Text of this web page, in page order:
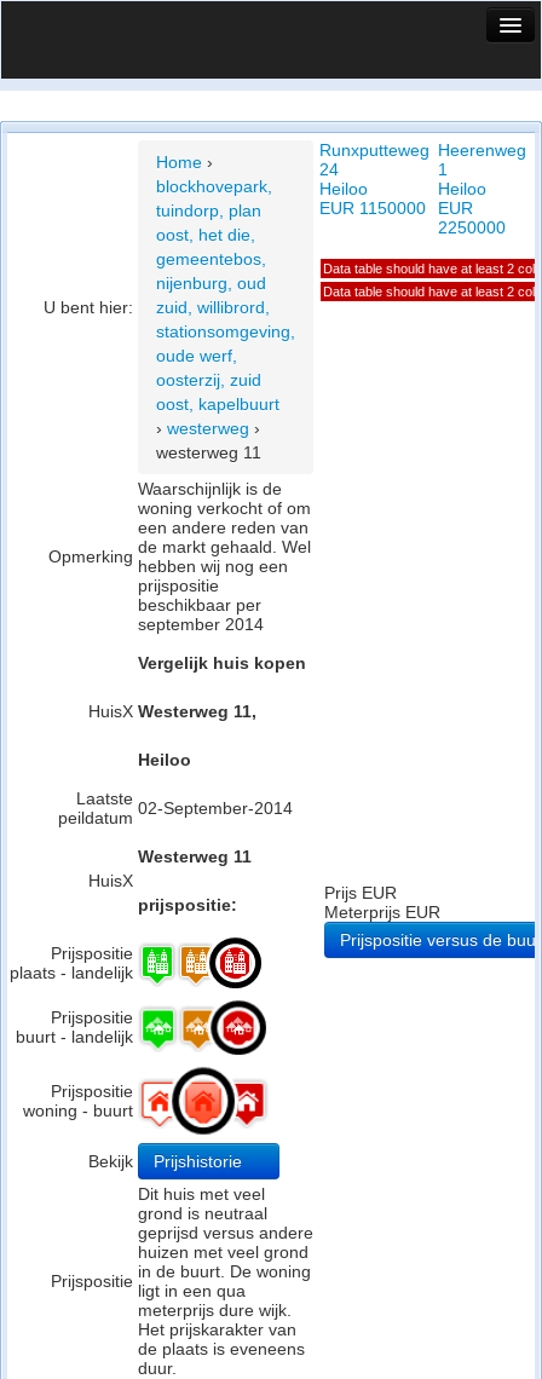
Vergelijk prijsposities - wijk
Privacy beleid
U bent hier:
Home ›
blockhovepark,
tuindorp, plan
oost, het die,
gemeentebos,
nijenburg, oud
zuid, willibrord,
stationsomgeving,
oude werf,
oosterzij, zuid
oost, kapelbuurt
› westerweg ›
westerweg 11
Opmerking
Waarschijnlijk is de
woning verkocht of om
een andere reden van
de markt gehaald. Wel
hebben wij nog een
prijspositie
beschikbaar per
september 2014
HuisX
Vergelijk huis kopen
Westerweg 11,
Heiloo
Laatste
peildatum 02-September-2014
HuisX
Westerweg 11
prijspositie:
Prijspositie
plaats - landelijk
Prijspositie
buurt - landelijk
Prijspositie
woning - buurt
Bekijk Prijshistorie
Prijspositie
Dit huis met veel
grond is neutraal
geprijsd versus andere
huizen met veel grond
in de buurt. De woning
ligt in een qua
meterprijs dure wijk.
Het prijskarakter van
de plaats is eveneens
duur.
Runxputteweg
24
Heiloo
EUR 1150000
Heerenweg
1
Heiloo
EUR
2250000
Data table should have at least 2
Data table should have at least 2
Prijs EUR
Meterprijs EUR
Prijspositie versus de